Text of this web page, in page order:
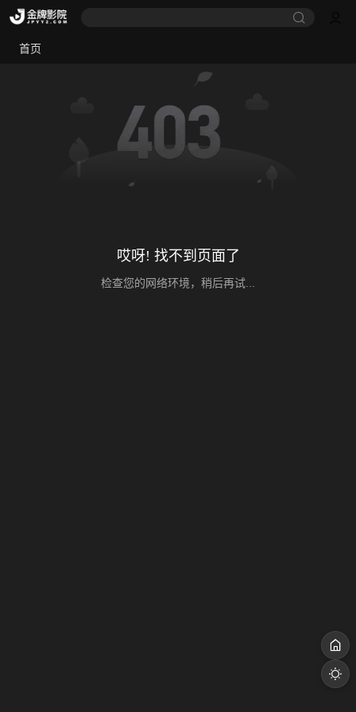
首页
哎呀! 找不到页面了
检查您的网络环境，稍后再试...